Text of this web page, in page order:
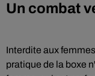
Un combat
Interdite aux
pratique de la boxe